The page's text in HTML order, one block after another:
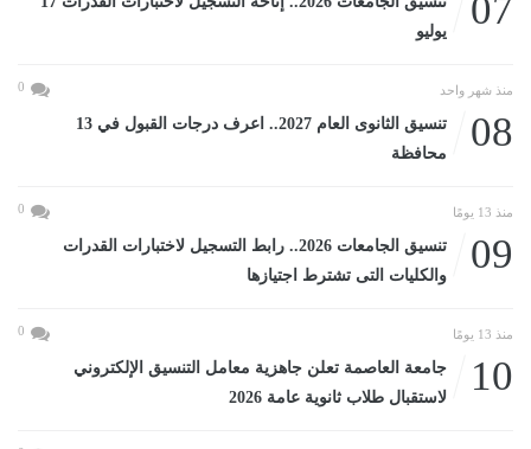
07
يوليو
منذ شهر واحد 0
08
تنسيق الثانوى العام 2027.. اعرف درجات القبول في 13
محافظة
منذ 13 يومًا 0
09
تنسيق الجامعات 2026.. رابط التسجيل لاختبارات القدرات
والكليات التى تشترط اجتيازها
منذ 13 يومًا 0
10
جامعة العاصمة تعلن جاهزية معامل التنسيق الإلكتروني
لاستقبال طلاب ثانوية عامة 2026